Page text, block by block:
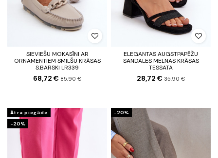
SIEVIEŠU MOKASĪNI AR
ORNAMENTIEM SMILŠU KRĀSAS
S.BARSKI LR339
68,72 € 85,90 €
ELEGANTAS AUGSTPAPĒŽU
SANDALES MELNAS KRĀSAS
TESSATA
28,72 € 35,90 €
Ātra piegāde
-20%
-20%